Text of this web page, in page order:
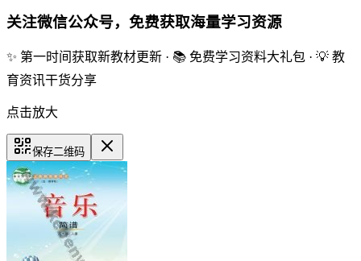
关注微信公众号，免费获取海量学习资源
✨ 第一时间获取新教材更新 · 📚 免费学习资料大礼包 · 💡 教
育资讯干货分享
点击放大
保存二维码